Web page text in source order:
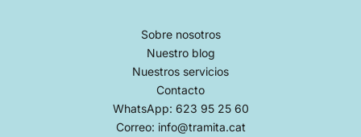
Sobre nosotros
Nuestro blog
Nuestros servicios
Contacto
WhatsApp: 623 95 25 60
Correo: info@tramita.cat